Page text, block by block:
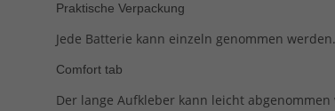
Praktische Verpackung
Jede Batterie kann einzeln genommen werden.
Comfort tab
Der lange Aufkleber kann leicht